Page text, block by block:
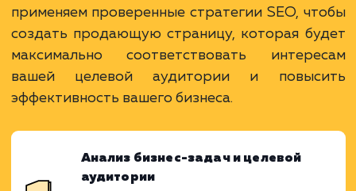
услугу на пиксели
Преимущества
Боты обеспечивают 24/7 поддержку,
на запросы клиентов быстро и эффективно.
Автоматизация процессов позволяет